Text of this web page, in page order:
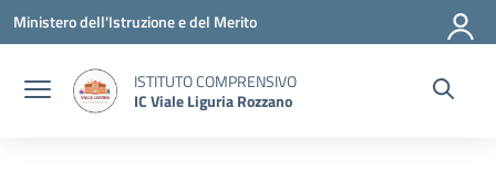
Vai ai contenuti
Vai al menu di navigazione
Vai al footer
Ministero dell'Istruzione e del Merito
ISTITUTO COMPRENSIVO
IC Viale Liguria Rozzano